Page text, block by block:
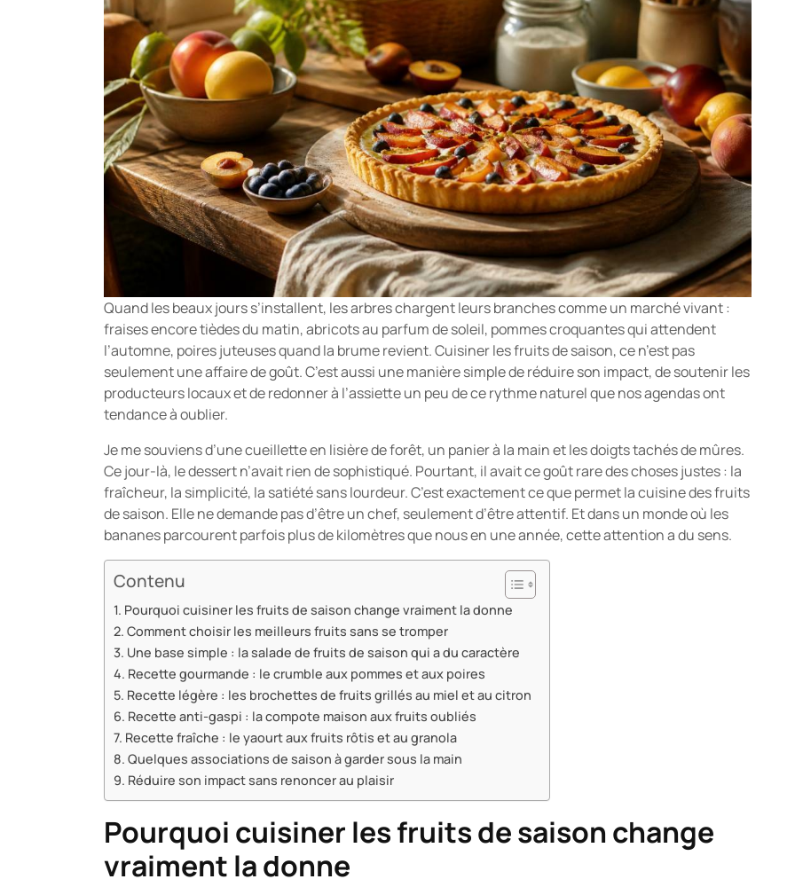
Quand les beaux jours s’installent, les arbres chargent leurs branches comme un marché vivant :
fraises encore tièdes du matin, abricots au parfum de soleil, pommes croquantes qui attendent
l’automne, poires juteuses quand la brume revient. Cuisiner les fruits de saison, ce n’est pas
seulement une affaire de goût. C’est aussi une manière simple de réduire son impact, de soutenir les
producteurs locaux et de redonner à l’assiette un peu de ce rythme naturel que nos agendas ont
tendance à oublier.
Je me souviens d’une cueillette en lisière de forêt, un panier à la main et les doigts tachés de mûres.
Ce jour-là, le dessert n’avait rien de sophistiqué. Pourtant, il avait ce goût rare des choses justes : la
fraîcheur, la simplicité, la satiété sans lourdeur. C’est exactement ce que permet la cuisine des fruits
de saison. Elle ne demande pas d’être un chef, seulement d’être attentif. Et dans un monde où les
bananes parcourent parfois plus de kilomètres que nous en une année, cette attention a du sens.
Contenu
Pourquoi cuisiner les fruits de saison change vraiment la donne
Comment choisir les meilleurs fruits sans se tromper
Une base simple : la salade de fruits de saison qui a du caractère
Recette gourmande : le crumble aux pommes et aux poires
Recette légère : les brochettes de fruits grillés au miel et au citron
Recette anti-gaspi : la compote maison aux fruits oubliés
Recette fraîche : le yaourt aux fruits rôtis et au granola
Quelques associations de saison à garder sous la main
Réduire son impact sans renoncer au plaisir
Pourquoi cuisiner les fruits de saison change
vraiment la donne